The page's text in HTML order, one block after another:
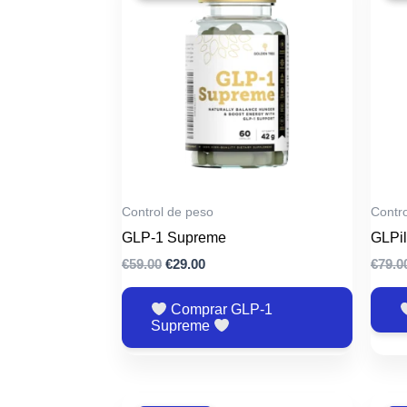
Control de peso
GLP-1 Supreme
€59.00 El
era:
€59.00.
€29.00El
es:
€29.00.
Comprar GLP-1
Supreme
€